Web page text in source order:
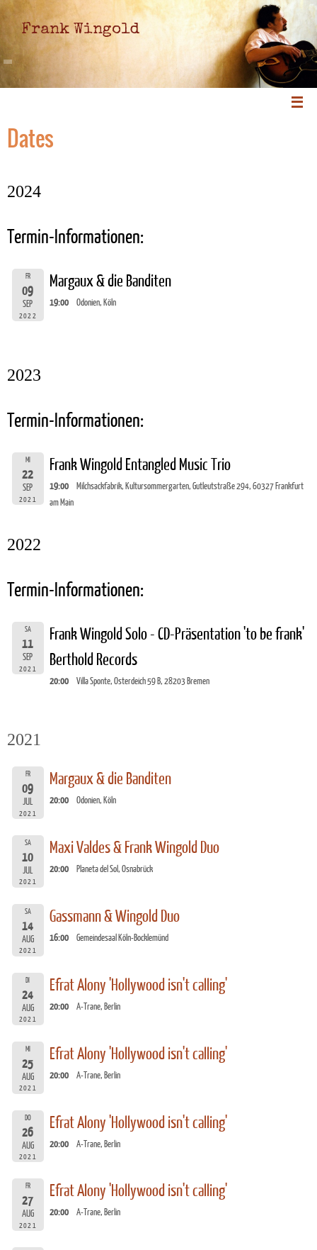
Frank Wingold
Dates
2024
Termin-Informationen:
FR
09
SEP
2022
Margaux & die Banditen
19:00 Odonien, Köln
2023
Termin-Informationen:
MI
22
SEP
2021
Frank Wingold Entangled Music Trio
19:00
Milchsackfabrik, Kultursommergarten, Gutleutstraße 294, 60327 Frankfurt
am Main
2022
Termin-Informationen:
SA
11
SEP
2021
Frank Wingold Solo - CD-Präsentation 'to be frank'
Berthold Records
20:00 Villa Sponte, Osterdeich 59 B, 28203 Bremen
2021
FR
09
JUL
2021
Margaux & die Banditen
20:00 Odonien, Köln
SA
10
JUL
2021
Maxi Valdes & Frank Wingold Duo
20:00 Planeta del Sol, Osnabrück
SA
14
AUG
2021
Gassmann & Wingold Duo
16:00 Gemeindesaal Köln-Bocklemünd
DI
24
AUG
2021
Efrat Alony 'Hollywood isn't calling'
20:00 A-Trane, Berlin
MI
25
AUG
2021
Efrat Alony 'Hollywood isn't calling'
20:00 A-Trane, Berlin
DO
26
AUG
2021
Efrat Alony 'Hollywood isn't calling'
20:00 A-Trane, Berlin
FR
27
AUG
2021
Efrat Alony 'Hollywood isn't calling'
20:00 A-Trane, Berlin